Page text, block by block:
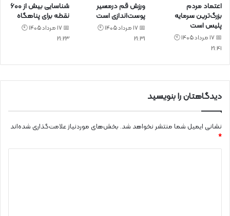
اعتماد مردم
بزرگ‌ترین سرمایه
پلیس است
📅 17 مرداد 1405 🕙
21:41
ورزش قم درمسیر
پوست‌اندازی است
📅 17 مرداد 1405 🕙
21:31
شناسایی بیش از ۶۰۰
نقطه برای پناهگاه
📅 17 مرداد 1405 🕙
21:23
دیدگاهتان را بنویسید
نشانی ایمیل شما منتشر نخواهد شد. بخش‌های موردنیاز علامت‌گذاری شده‌اند
*